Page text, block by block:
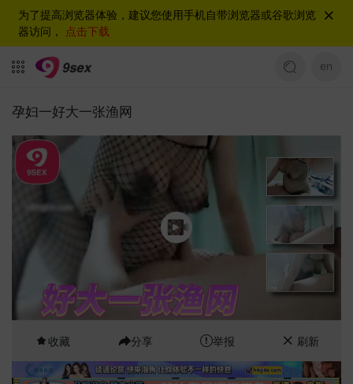
为了提高浏览器体验，建议您使用手机自带浏览器或谷歌浏览
器访问， 点击下载
en
孕妇一好大一张渔网
收藏 分享 举报 刷新